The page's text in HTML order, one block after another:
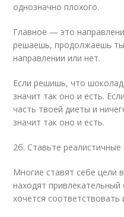
однозначно плохого.
Главное — это
решаешь, продолжаешь
направлении или нет.
Если решишь, что
значит так оно и есть.
часть твоей диеты и
значит так оно и есть.
2б. Ставьте реалистичные
Многие ставят себе цели
находят
хочется